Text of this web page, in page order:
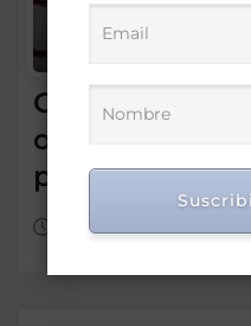
Conadis
otorgue
por
Ago 6, 2026